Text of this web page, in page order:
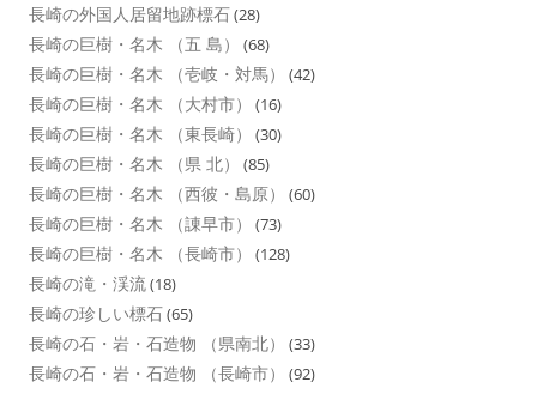
長崎の外国人居留地跡標石(28)
長崎の巨樹・名木 （五 島） (68)
長崎の巨樹・名木 （壱岐・対馬） (42)
長崎の巨樹・名木 （大村市） (16)
長崎の巨樹・名木 （東長崎） (30)
長崎の巨樹・名木 （県 北） (85)
長崎の巨樹・名木 （西彼・島原） (60)
長崎の巨樹・名木 （諌早市） (73)
長崎の巨樹・名木 （長崎市） (128)
長崎の滝・渓流(18)
長崎の珍しい標石(65)
長崎の石・岩・石造物 （県南北） (33)
長崎の石・岩・石造物 （長崎市） (92)